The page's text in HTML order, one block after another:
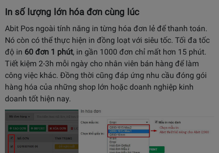
In số lượng lớn hóa đơn cùng lúc
Abit Pos ngoài tính năng in từng hóa đơn lẻ để thanh toán.
Nó còn có thể thực hiện in đồng loạt với siêu tốc. Tối đa tốc
độ in 60 đơn 1 phút, in gần 1000 đơn chỉ mất hơn 15 phút.
Tiết kiệm 2-3h mỗi ngày cho nhân viên bán hàng để làm
công việc khác. Đồng thời cũng đáp ứng nhu cầu đóng gói
hàng hóa của những shop lớn hoặc doanh nghiệp kinh
doanh tốt hiện nay.